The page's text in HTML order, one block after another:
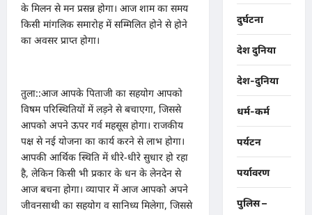
के मिलन से मन प्रसन्न होगा। आज शाम का समय
किसी मांगलिक समारोह में सम्मिलित होने से होने
का अवसर प्राप्त होगा।
तुला::आज आपके पिताजी का सहयोग आपको
विषम परिस्थितियों में लड़ने से बचाएगा, जिससे
आपको अपने ऊपर गर्व महसूस होगा। राजकीय
पक्ष से नई योजना का कार्य करने से लाभ होगा।
आपकी आर्थिक स्थिति में धीरे-धीरे सुधार हो रहा
है, लेकिन किसी भी प्रकार के धन के लेनदेन से
आज बचना होगा। व्यापार में आज आपको अपने
जीवनसाथी का सहयोग व सानिध्य मिलेगा, जिससे
दुर्घटना
देश दुनिया
देश-दुनिया
धर्म-कर्म
पर्यटन
पर्यावरण
पुलिस –